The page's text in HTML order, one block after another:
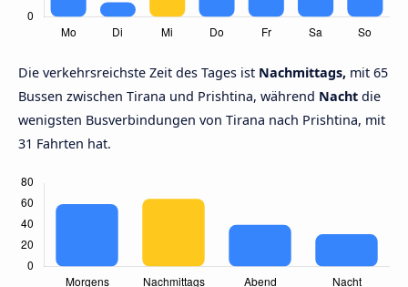
Die verkehrsreichste Zeit des Tages ist Nachmittags, mit 65
Bussen zwischen Tirana und Prishtina, während Nacht die
wenigsten Busverbindungen von Tirana nach Prishtina, mit
31 Fahrten hat.